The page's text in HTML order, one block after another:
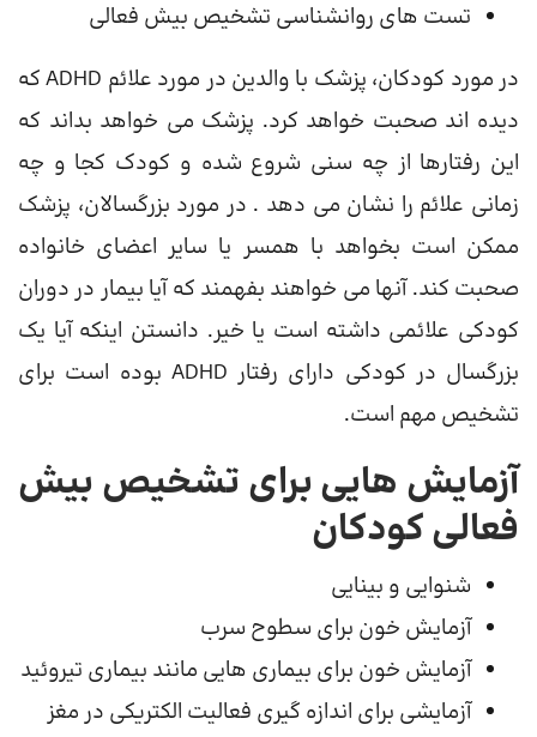
تست های روانشناسی تشخیص بیش فعالی
در مورد کودکان، پزشک با والدین در مورد علائم ADHD که
دیده اند صحبت خواهد کرد. پزشک می خواهد بداند که
این رفتارها از چه سنی شروع شده و کودک کجا و چه
زمانی علائم را نشان می دهد . در مورد بزرگسالان، پزشک
ممکن است بخواهد با همسر یا سایر اعضای خانواده
صحبت کند. آنها می خواهند بفهمند که آیا بیمار در دوران
کودکی علائمی داشته است یا خیر. دانستن اینکه آیا یک
بزرگسال در کودکی دارای رفتار ADHD بوده است برای
تشخیص مهم است.
آزمایش هایی برای تشخیص بیش
فعالی کودکان
شنوایی و بینایی
آزمایش خون برای سطوح سرب
آزمایش خون برای بیماری هایی مانند بیماری تیروئید
آزمایشی برای اندازه گیری فعالیت الکتریکی در مغز